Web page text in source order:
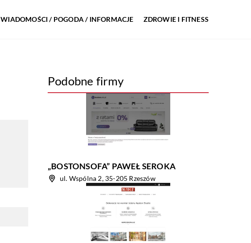
WIADOMOŚCI / POGODA / INFORMACJE ZDROWIE I FITNESS
Podobne firmy
„BOSTONSOFA” PAWEŁ SEROKA
ul. Wspólna 2, 35-205 Rzeszów